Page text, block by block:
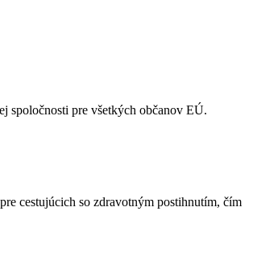
spoločnosti pre všetkých občanov EÚ.
cestujúcich so zdravotným postihnutím, čím